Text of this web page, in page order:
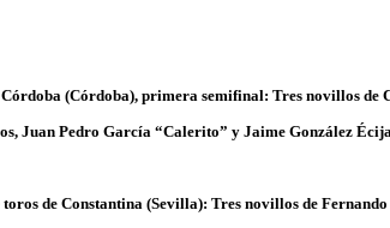
(Córdoba), primera semifinal: Tres novillos de
Juan Pedro García “Calerito” y Jaime González
de Constantina (Sevilla): Tres novillos de